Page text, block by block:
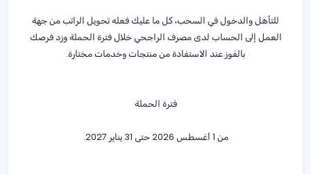
للتأهل والدخول في السحب، كل ما عليك فعله تحويل الراتب من جهة
العمل إلى الحساب لدى مصرف الراجحي خلال فترة الحملة وزد فرصك
بالفوز عند الاستفادة من منتجات وخدمات مختارة.
فترة الحملة
من 1 أغسطس 2026 حتى 31 يناير 2027.